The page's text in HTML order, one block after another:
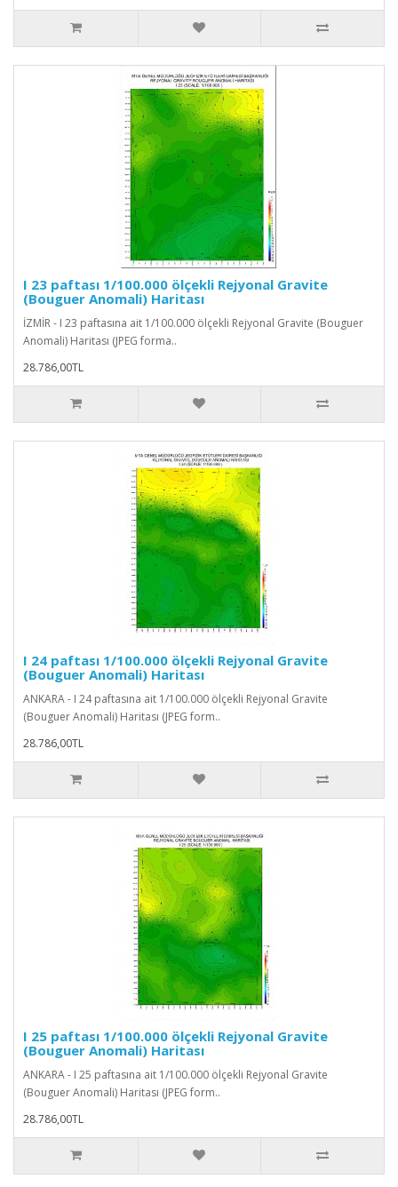
I 23 paftası 1/100.000 ölçekli Rejyonal Gravite
(Bouguer Anomali) Haritası
İZMİR - I 23 paftasına ait 1/100.000 ölçekli Rejyonal Gravite (Bouguer
Anomali) Haritası (JPEG forma..
28.786,00TL
I 24 paftası 1/100.000 ölçekli Rejyonal Gravite
(Bouguer Anomali) Haritası
ANKARA - I 24 paftasına ait 1/100.000 ölçekli Rejyonal Gravite
(Bouguer Anomali) Haritası (JPEG form..
28.786,00TL
I 25 paftası 1/100.000 ölçekli Rejyonal Gravite
(Bouguer Anomali) Haritası
ANKARA - I 25 paftasına ait 1/100.000 ölçekli Rejyonal Gravite
(Bouguer Anomali) Haritası (JPEG form..
28.786,00TL